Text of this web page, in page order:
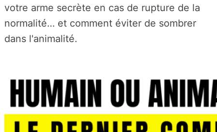
votre arme secrète en cas de rupture de la
normalité… et comment éviter de sombrer
dans l'animalité.